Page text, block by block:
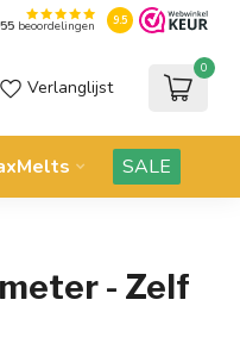
beoordelingen 9.5
Verlanglijst
0
SALE
- Zelf